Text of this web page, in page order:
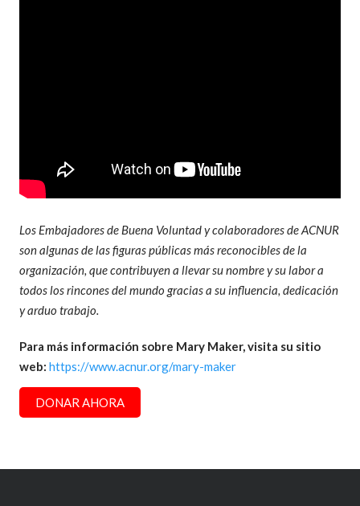
Los Embajadores de Buena Voluntad y colaboradores de ACNUR
son algunas de las figuras públicas más reconocibles de la
organización, que contribuyen a llevar su nombre y su labor a
todos los rincones del mundo gracias a su influencia, dedicación
y arduo trabajo.
Para más información sobre Mary Maker, visita su sitio
web: https://www.acnur.org/mary-maker
DONAR AHORA